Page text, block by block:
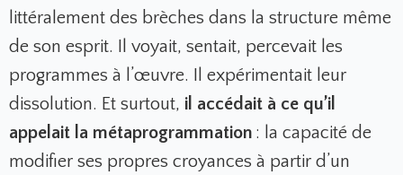
littéralement des brèches dans la structure même
de son esprit. Il voyait, sentait, percevait les
programmes à l’œuvre. Il expérimentait leur
dissolution. Et surtout, il accédait à ce qu’il
appelait la métaprogrammation : la capacité de
modifier ses propres croyances à partir d’un